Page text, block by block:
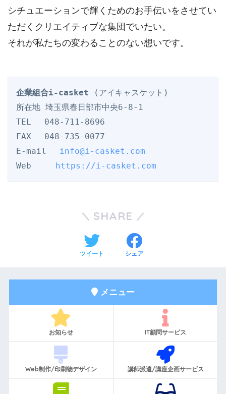
シチュエーションで輝くためのお手伝いをさせてい
ただくクリエイティブな集団でいたい。
それが私たちの変わることのない想いです。
企業組合i-casket (アイキャスケット)
所在地 埼玉県春日部市中央6-8-1
TEL 　048-711-8696
FAX 　048-735-0077
E-mail
info@i-casket.com
Web https://i-casket.com
SHARE
ツイート シェア
メニュー
お知らせ IT顧問サービス
Web制作/印刷物デザイン 講師派遣/講座企画サービス